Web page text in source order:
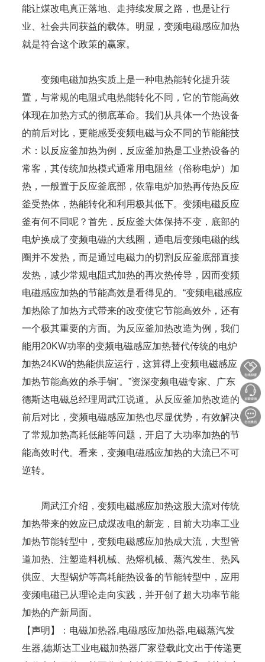
能让煤改电真正落地、走持续发展之路，也是让行
业、社会共同获益的载体。明显，变频电磁感应加热
就是符合这个政策的赢家。
变频电磁加热实质上是一种电热能转化提升装
置，与常规的电阻式电热能转化不同，它的节能高效
体现在加热方式的彻底革命。我们从具体一个热设备
的前后对比，更能感受变频电磁与众不同的节能能技
术：以反应釜加热为例，反应釜加热是工业热设备的
常客，其传统加热模式通常用电阻丝（俗称电炉）加
热，一般置于反应釜底部，依靠电炉加热再传热反应
釜受热体，热能转化和利用极其低下。变频电磁反应
釜有何不同呢？首先，反应釜大体保持不变，底部的
电炉换成了变频电磁的大线圈，通电后变频电磁的线
圈并不发热，而是通过电磁力的切割反应釜底部直接
发热，减少常规电阻式加热的再次热传导，因而变频
电磁感应加热的节能高效是看得见的。“变频电磁感应
加热除了加热方式带来的改变使它节能高效外，还有
一个极其重要的方面。为反应釜加热改造为例，我们
能用20KW功率的变频电磁感应加热替代传统的电炉
加热24KW的热能供应运行，这算得上变频电磁感应
加热节能高效的杀手锏’。”资深变频电磁专家、广东
德斯达电磁总经理周武江说道。从反应釜加热改造的
前后对比，变频电磁感应加热也尽显优势，有效解决
了常规加热高耗低能等问题，开启了大功率加热的节
能高效时代。看来，变频电磁感应加热的大流已不可
逆转。
周武江介绍，变频电磁感应加热这股大流对传统
加热带来的效应已成煤改电的新宠，目前大功率工业
加热节能转型中，变频电磁感应加热成大流，大型管
道加热、注塑造料机械、热熔机械、蒸汽发生、热风
供应、大型锅炉等高耗能热设备的节能转型中，应用
变频电磁已从理论走向实践，并开创了超大功率节能
加热的产新局面。
【声明】：电磁加热器,电磁感应加热器,电磁蒸汽发
生器,德斯达工业电磁加热器厂家登载此文出于传递更